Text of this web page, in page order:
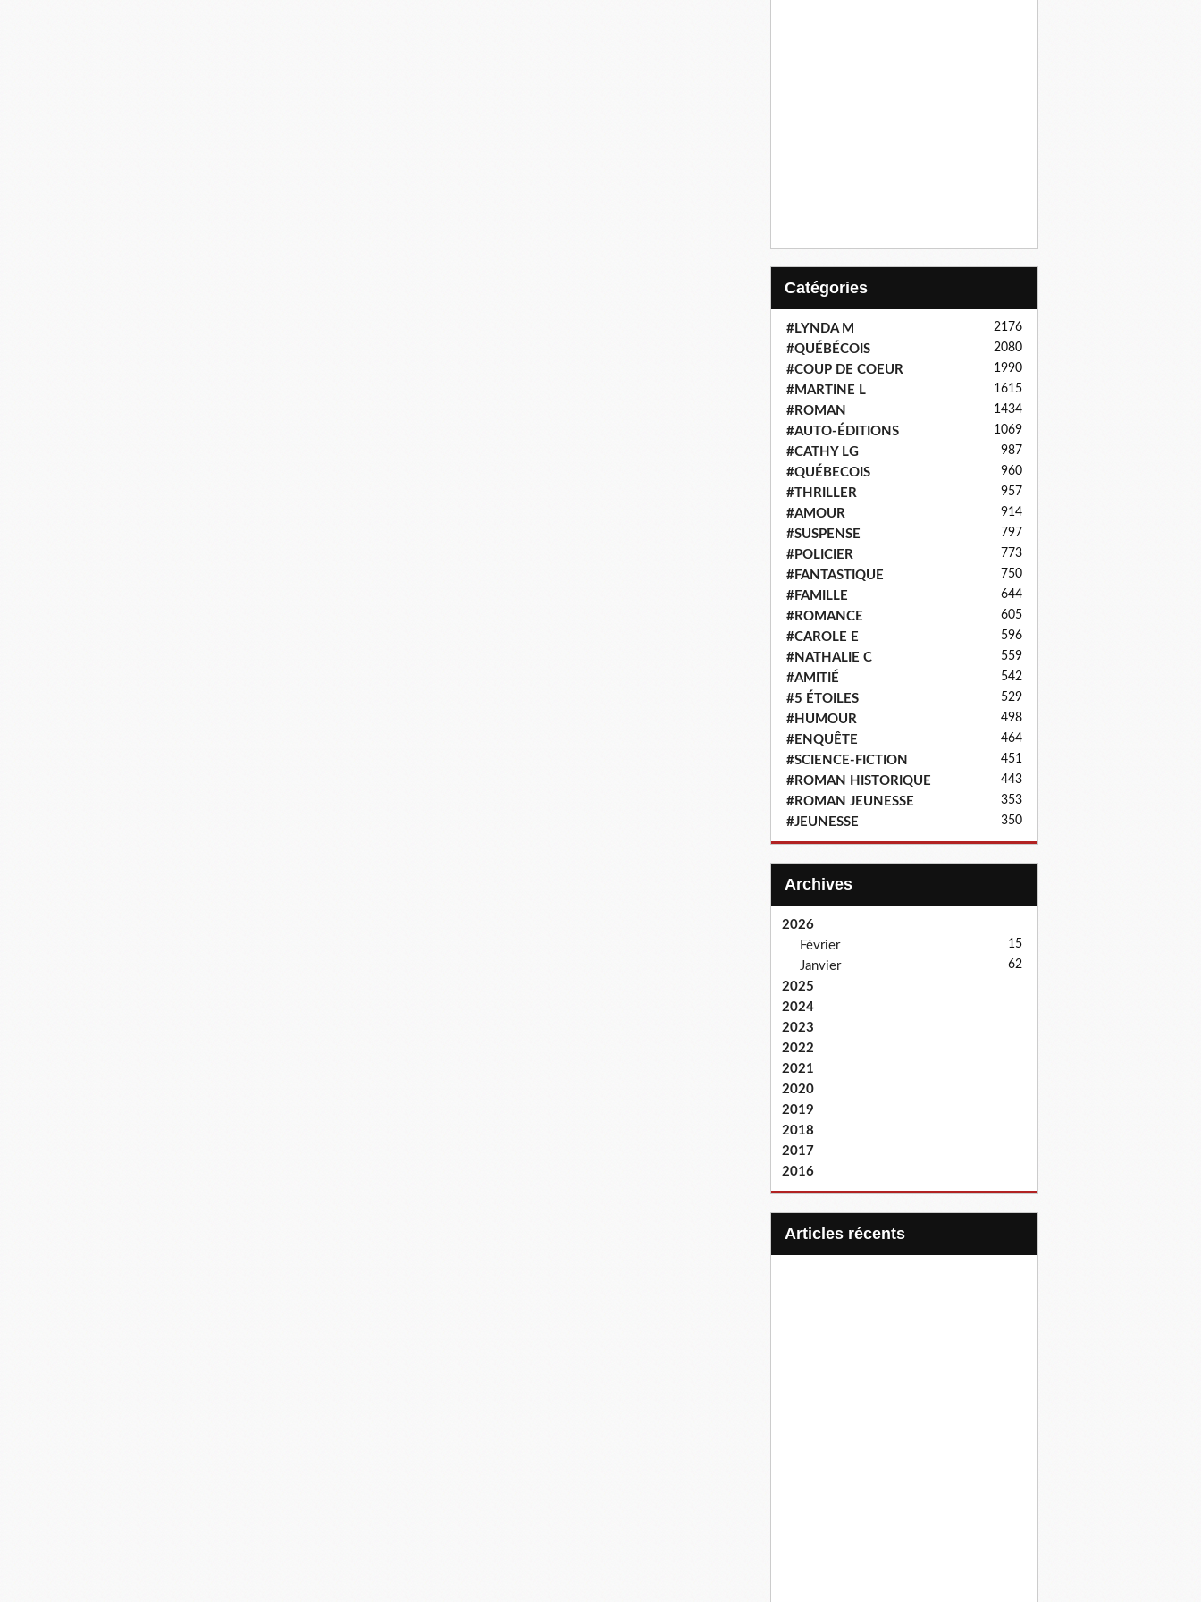
Catégories
#LYNDA M 2176
#QUÉBÉCOIS 2080
#COUP DE COEUR 1990
#MARTINE L 1615
#ROMAN 1434
#AUTO-ÉDITIONS 1069
#CATHY LG 987
#QUÉBECOIS 960
#THRILLER 957
#AMOUR 914
#SUSPENSE 797
#POLICIER 773
#FANTASTIQUE 750
#FAMILLE 644
#ROMANCE 605
#CAROLE E 596
#NATHALIE C 559
#AMITIÉ 542
#5 ÉTOILES 529
#HUMOUR 498
#ENQUÊTE 464
#SCIENCE-FICTION 451
#ROMAN HISTORIQUE 443
#ROMAN JEUNESSE 353
#JEUNESSE 350
Archives
2026
Février
15
Janvier 62
2025
2024
2023
2022
2021
2020
2019
2018
2017
2016
articles récents